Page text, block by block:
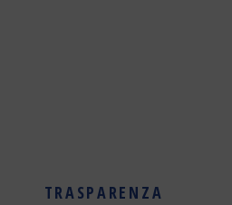
TRASPARENZA